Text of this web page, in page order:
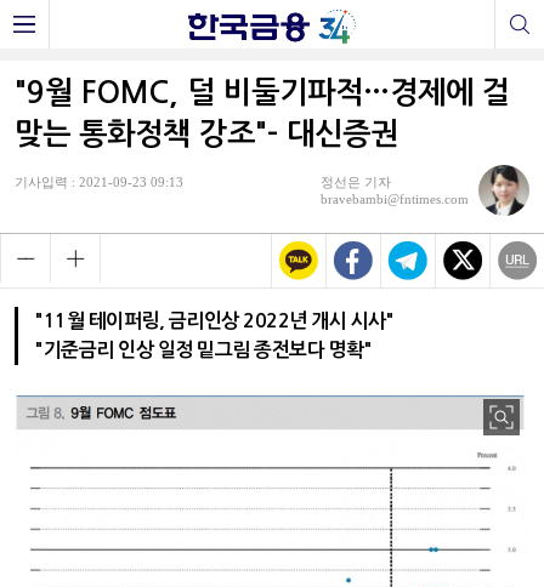
"9월 FOMC, 덜 비둘기파적…경제에 걸
맞는 통화정책 강조"- 대신증권
기사입력 : 2021-09-23 09:13
정선은 기자
bravebambi@fntimes.com
"11월 테이퍼링, 금리인상 2022년 개시 시사"
"기준금리 인상 일정 밑그림 종전보다 명확"